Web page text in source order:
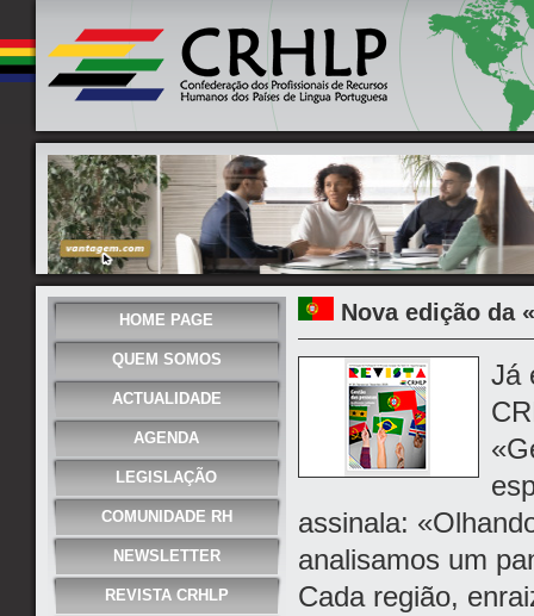
HOME PAGE
QUEM SOMOS
ACTUALIDADE
AGENDA
LEGISLAÇÃO
COMUNIDADE RH
NEWSLETTER
REVISTA CRHLP
Nova edição da
Já
assinala:
analisamos um
Cada região,